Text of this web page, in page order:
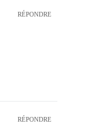
RÉPONDRE
RÉPONDRE